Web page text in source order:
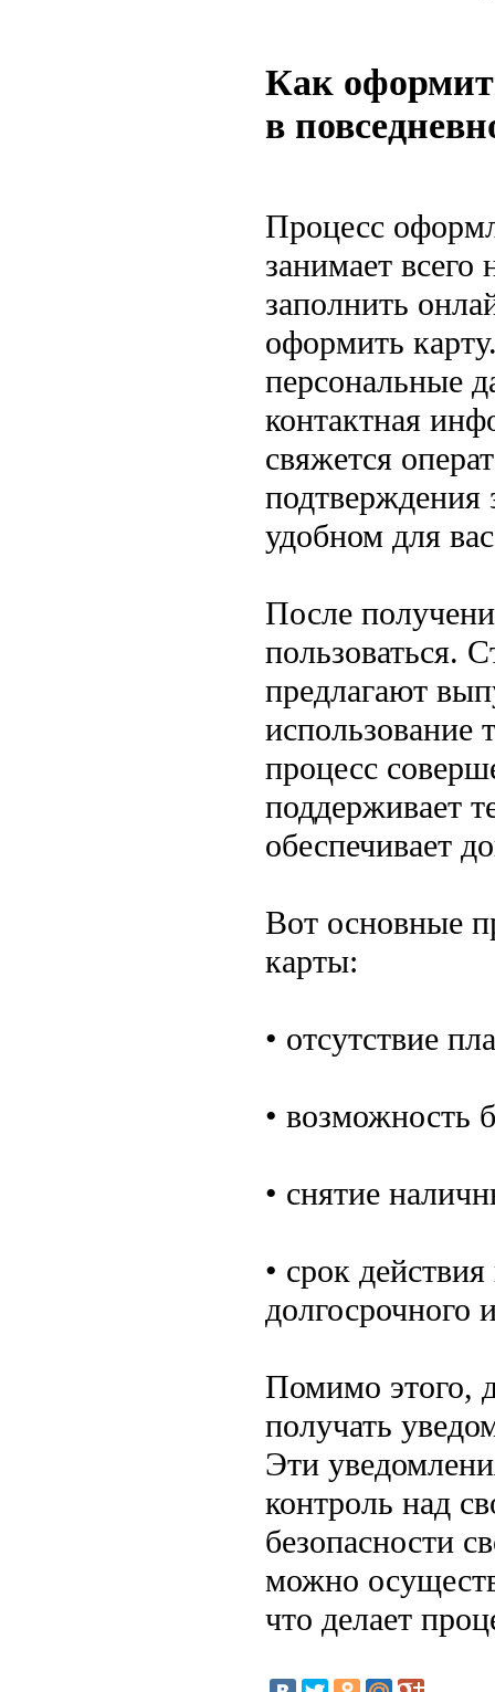
Как
в
Процесс
занимает
заполнить
оформить
персональные
контактная
свяжется
подтверждения
удобном для
После
пользоваться.
предлагают
использование
процесс
поддерживает
обеспечивает
Вот основные
карты:
• отсутствие
• возможность
• снятие
• срок
долгосрочного
Помимо этого,
получать
Эти
контроль над
безопасности
можно
что делает